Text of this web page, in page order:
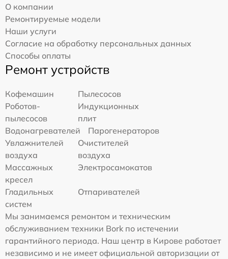
О компании
Ремонтируемые модели
Наши услуги
Согласие на обработку персональных данных
Способы оплаты
Ремонт устройств
Кофемашин
Пылесосов
Роботов-
пылесосов
Индукционных
плит
Водонагревателей
Парогенераторов
Увлажнителей
воздуха
Очистителей
воздуха
Массажных
кресел
Электросамокатов
Гладильных
систем
Отпаривателей
Мы занимаемся ремонтом и техническим
обслуживанием техники Bork по истечении
гарантийного периода. Наш центр в Кирове работает
независимо и не имеет официальной авторизации от